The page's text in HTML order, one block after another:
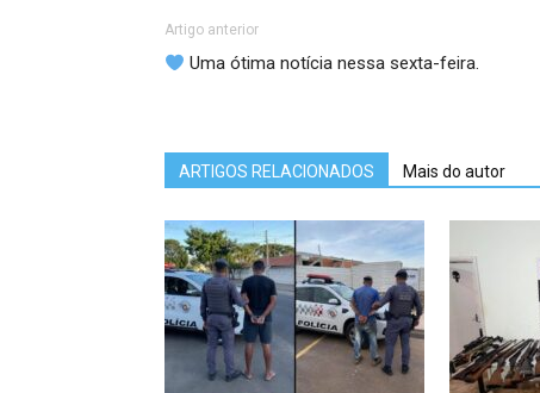
Artigo anterior
Uma ótima notícia nessa sexta-feira.
ARTIGOS RELACIONADOS Mais do autor